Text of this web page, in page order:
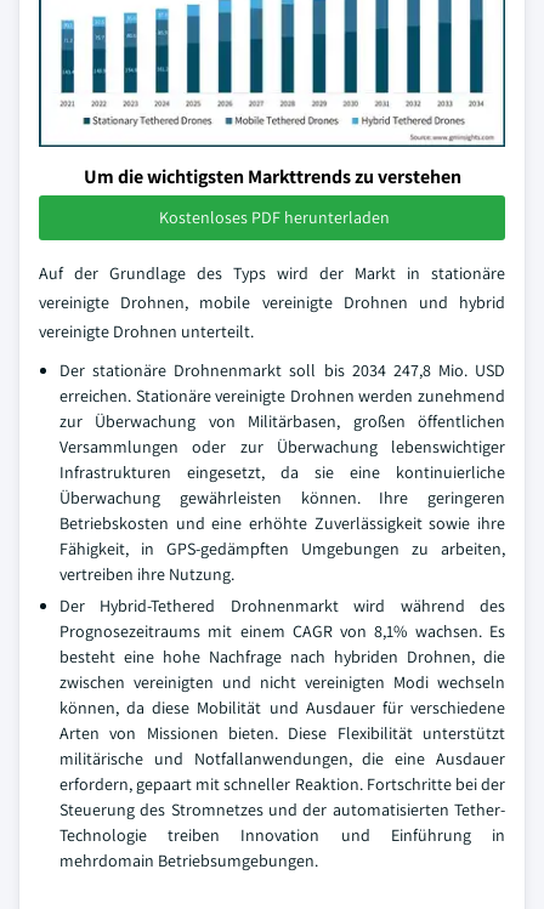
Um die wichtigsten Markttrends zu verstehen
Kostenloses PDF herunterladen
Auf der Grundlage des Typs wird der Markt in stationäre
vereinigte Drohnen, mobile vereinigte Drohnen und hybrid
vereinigte Drohnen unterteilt.
Der stationäre Drohnenmarkt soll bis 2034 247,8 Mio. USD
erreichen. Stationäre vereinigte Drohnen werden zunehmend
zur Überwachung von Militärbasen, großen öffentlichen
Versammlungen oder zur Überwachung lebenswichtiger
Infrastrukturen eingesetzt, da sie eine kontinuierliche
Überwachung gewährleisten können. Ihre geringeren
Betriebskosten und eine erhöhte Zuverlässigkeit sowie ihre
Fähigkeit, in GPS-gedämpften Umgebungen zu arbeiten,
vertreiben ihre Nutzung.
Der Hybrid-Tethered Drohnenmarkt wird während des
Prognosezeitraums mit einem CAGR von 8,1% wachsen. Es
besteht eine hohe Nachfrage nach hybriden Drohnen, die
zwischen vereinigten und nicht vereinigten Modi wechseln
können, da diese Mobilität und Ausdauer für verschiedene
Arten von Missionen bieten. Diese Flexibilität unterstützt
militärische und Notfallanwendungen, die eine Ausdauer
erfordern, gepaart mit schneller Reaktion. Fortschritte bei der
Steuerung des Stromnetzes und der automatisierten Tether-
Technologie treiben Innovation und Einführung in
mehrdomain Betriebsumgebungen.